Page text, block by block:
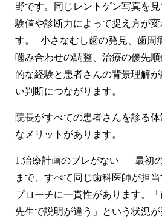
野です。同じレントゲン写真を
験値や診断力によって捉え方が変
す。 小さなむし歯の発見、歯周
噛み合わせの調整、治療の優先
的な経験と患者さんの背景理解
い判断につながります。
院長がすべての患者さんを診る
なメリットがあります。
1.治療計画のブレがない 最初の
まで、すべて同じ歯科医師が担
プローチに一貫性があります。
先生で説明が違う」という状況が